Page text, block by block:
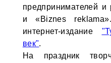
предпринимателей и
и «Biznes
интернет-издание
век".
На праздник